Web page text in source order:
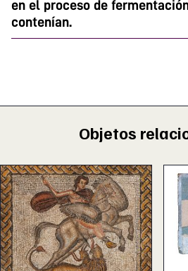
en el proceso de
contenían.
Objetos